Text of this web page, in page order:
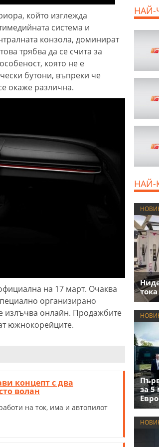
който изглежда
система и
конзола, доминират
трябва да се счита за
която не е
бутони, въпреки че
окаже различна.
на 17 март. Очаква
организирано
излъчва онлайн. Продажбите
южнокорейците.
концепт с два
волан
на ток, има и автопилот
НАЙ-
НАЙ-
за 5